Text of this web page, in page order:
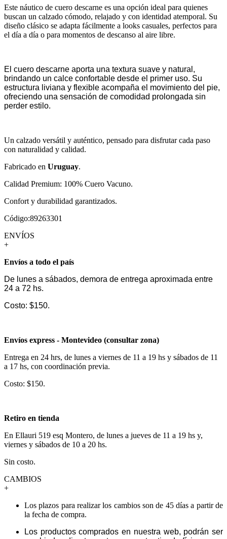
Este náutico de cuero descarne es una opción ideal para quienes
buscan un calzado cómodo, relajado y con identidad atemporal. Su
diseño clásico se adapta fácilmente a looks casuales, perfectos para
el día a día o para momentos de descanso al aire libre.
El cuero descarne aporta una textura suave y natural,
brindando un calce confortable desde el primer uso. Su
estructura liviana y flexible acompaña el movimiento del pie,
ofreciendo una sensación de comodidad prolongada sin
perder estilo.
Un calzado versátil y auténtico, pensado para disfrutar cada paso
con naturalidad y calidad.
Fabricado en Uruguay.
Calidad Premium: 100% Cuero Vacuno.
Confort y durabilidad garantizados.
Código:89263301
ENVÍOS
+
Envíos a todo el país
De lunes a sábados, demora de entrega aproximada entre
24 a 72 hs.
Costo: $150.
Envíos express - Montevideo (consultar zona)
Entrega en 24 hrs, de lunes a viernes de 11 a 19 hs y sábados de 11
a 17 hs, con coordinación previa.
Costo: $150.
Retiro en tienda
En Ellauri 519 esq Montero, de lunes a jueves de 11 a 19 hs y,
viernes y sábados de 10 a 20 hs.
Sin costo.
CAMBIOS
+
Los plazos para realizar los cambios son de 45 días a partir de
la fecha de compra.
Los productos comprados en nuestra web, podrán ser